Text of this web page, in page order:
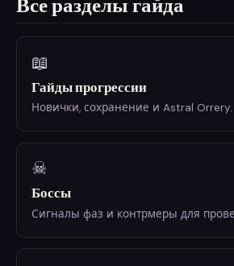
Все разделы гайда
📖
Гайды прогрессии
Новички, сохранение и Astral Orrery.
☠
Боссы
Сигналы фаз и контрмеры для